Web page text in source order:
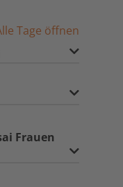
Tage öffnen
Frauen